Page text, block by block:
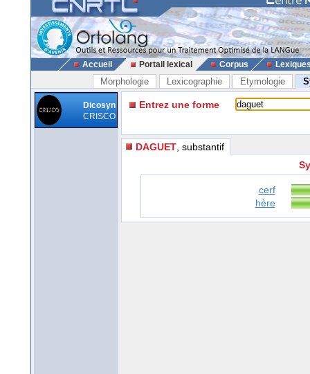
Accueil Portail lexical Corpus
Morphologie Lexicographie Etymologie
Dicosyn
CRISCO
Entrez une forme
DAGUET , substantif
cerf
hère